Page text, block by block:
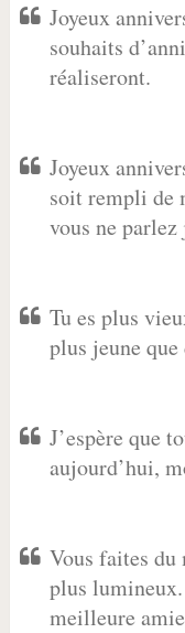
Joyeux
souhaits
réaliseront.
Joyeux
soit rempli de
vous ne parlez
Tu es plus
plus jeune
J’espère que
aujourd’hui,
Vous faites
plus
meilleure